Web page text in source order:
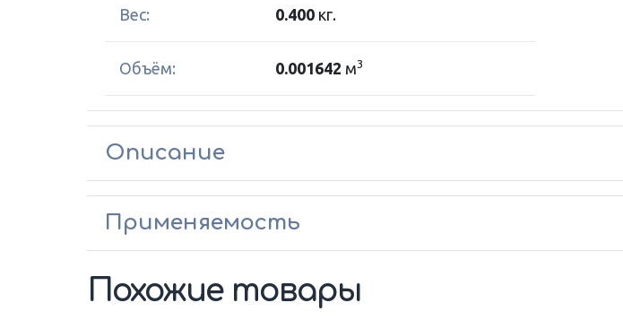
Вес: 0.400 кг.
Объём: 0.001642 м3
Описание
Применяемость
Похожие товары